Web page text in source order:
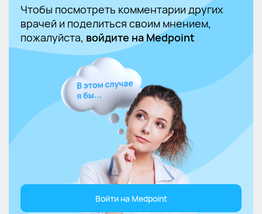
Чтобы посмотреть комментарии других
врачей и поделиться своим мнением,
пожалуйста, войдите на Medpoint
Войти на Medpoint